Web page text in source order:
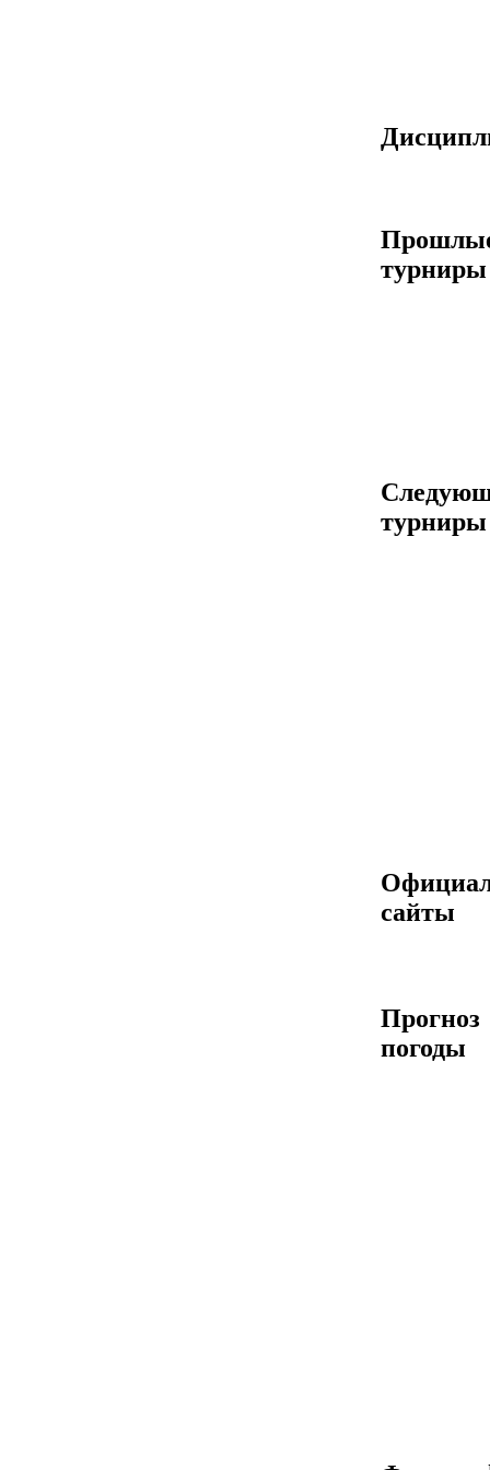
турниры
турниры
сайты
Прогноз
погоды